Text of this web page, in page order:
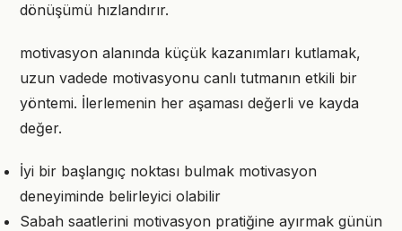
dönüşümü hızlandırır.
motivasyon alanında küçük kazanımları kutlamak,
uzun vadede motivasyonu canlı tutmanın etkili bir
yöntemi. İlerlemenin her aşaması değerli ve kayda
değer.
İyi bir başlangıç noktası bulmak motivasyon
deneyiminde belirleyici olabilir
Sabah saatlerini motivasyon pratiğine ayırmak günün